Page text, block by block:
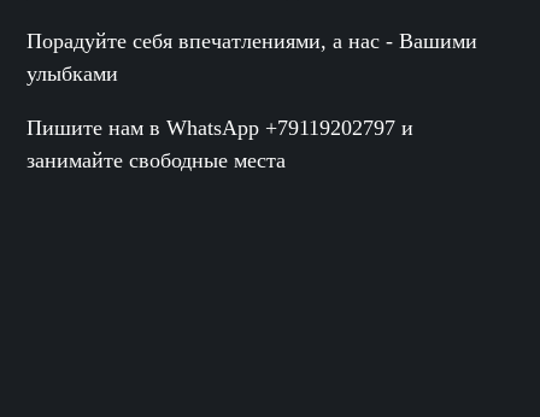
Порадуйте себя впечатлениями, а нас - Вашими
улыбками
Пишите нам в WhatsApp +79119202797 и
занимайте свободные места